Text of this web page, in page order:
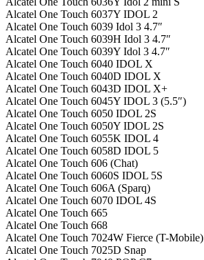
Alcatel One Touch 6037Y IDOL 2
Alcatel One Touch 6039 Idol 3 4.7″
Alcatel One Touch 6039H Idol 3 4.7″
Alcatel One Touch 6039Y Idol 3 4.7″
Alcatel One Touch 6040 IDOL X
Alcatel One Touch 6040D IDOL X
Alcatel One Touch 6043D IDOL X+
Alcatel One Touch 6045Y IDOL 3 (5.5″)
Alcatel One Touch 6050 IDOL 2S
Alcatel One Touch 6050Y IDOL 2S
Alcatel One Touch 6055K IDOL 4
Alcatel One Touch 6058D IDOL 5
Alcatel One Touch 606 (Chat)
Alcatel One Touch 6060S IDOL 5S
Alcatel One Touch 606A (Sparq)
Alcatel One Touch 6070 IDOL 4S
Alcatel One Touch 665
Alcatel One Touch 668
Alcatel One Touch 7024W Fierce (T-Mobile)
Alcatel One Touch 7025D Snap